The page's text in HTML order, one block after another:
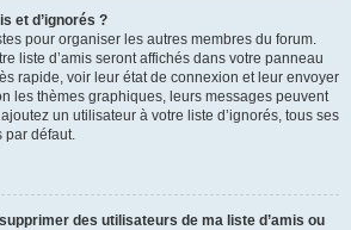
et d’ignorés ?
pour organiser les autres membres du forum.
liste d’amis seront affichés dans votre panneau
rapide, voir leur état de connexion et leur envoyer
les thèmes graphiques, leurs messages peuvent
un utilisateur à votre liste d’ignorés, tous ses
par défaut.
des utilisateurs de ma liste d’amis ou